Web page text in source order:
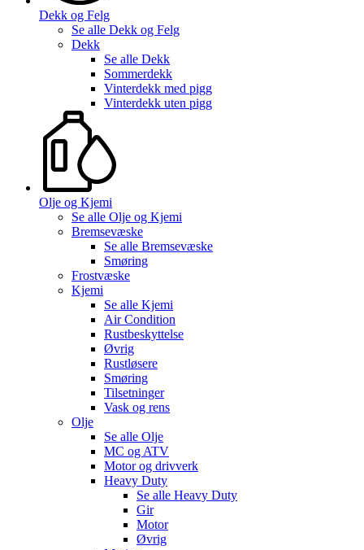
Dekk og Felg
Se alle Dekk og Felg
Dekk
Se alle Dekk
Sommerdekk
Vinterdekk med pigg
Vinterdekk uten pigg
Olje og Kjemi
Se alle Olje og Kjemi
Bremsevæske
Se alle Bremsevæske
Smøring
Frostvæske
Kjemi
Se alle Kjemi
Air Condition
Rustbeskyttelse
Øvrig
Rustløsere
Smøring
Tilsetninger
Vask og rens
Olje
Se alle Olje
MC og ATV
Motor og drivverk
Heavy Duty
Se alle Heavy Duty
Gir
Motor
Øvrig